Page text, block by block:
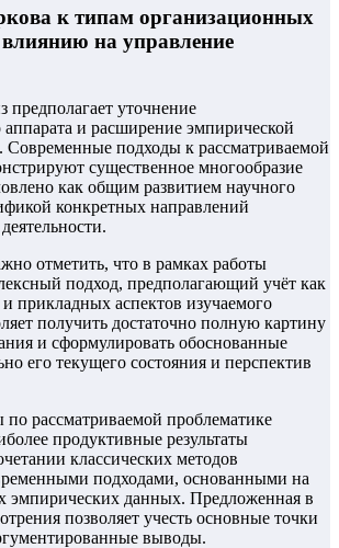
к типам организационных
влиянию на управление
предполагает уточнение
аппарата и расширение эмпирической
Современные подходы к рассматриваемой
существенное многообразие
как общим развитием научного
конкретных направлений
отметить, что в рамках работы
подход, предполагающий учёт как
и прикладных аспектов изучаемого
получить достаточно полную картину
и сформулировать обоснованные
его текущего состояния и перспектив
по рассматриваемой проблематике
продуктивные результаты
классических методов
подходами, основанными на
эмпирических данных. Предложенная в
позволяет учесть основные точки
выводы.